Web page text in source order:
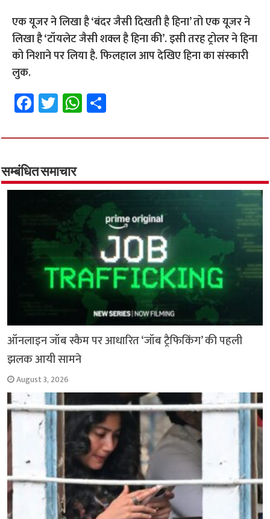
एक यूजर ने लिखा है ‘बंदर जैसी दिखती है हिना’ तो एक यूजर ने
लिखा है ‘टॉयलेट जैसी शक्ल है हिना की’. इसी तरह ट्रोलर ने हिना
को निशाने पर लिया है. फिलहाल आप देखिए हिना का संस्कारी
लुक.
Fa
ce
b
o
o
k
T
wi
tt
er
W
h
at
p
p
ar
सम्बंधित समाचार
ऑनलाइन जॉब स्कैम पर आधारित ‘जॉब ट्रैफिकिंग’ की पहली
झलक आयी सामने
August 3, 2026